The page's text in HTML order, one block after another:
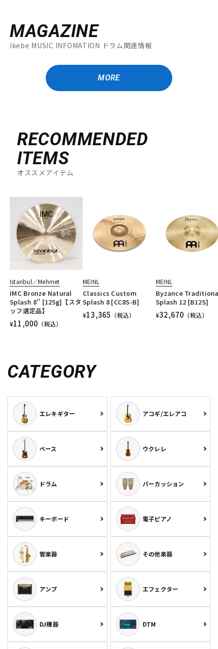
MAGAZINE
Ikebe MUSIC INFOMATION ドラム関連情報
MORE
RECOMMENDED
ITEMS
オススメアイテム
Istanbul／Mehmet
IMC Bronze Natural
Splash 8'' [125g]【スタ
ッフ選定品】
¥11,000 （税込）
MEINL
Classics Custom
Splash 8 [CC8S-B]
¥13,365 （税込）
MEINL
Byzance
Splash 12 [B12S]
¥32,670 （税込）
CATEGORY
エレキギター アコギ/エレアコ
ベース ウクレレ
ドラム パーカッション
キーボード 電子ピアノ
管楽器 その他楽器
アンプ エフェクター
DJ機器 DTM